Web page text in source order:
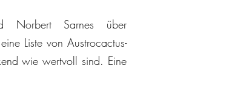
Norbert Sarnes über
Liste von Austrocactus-
wie wertvoll sind. Eine